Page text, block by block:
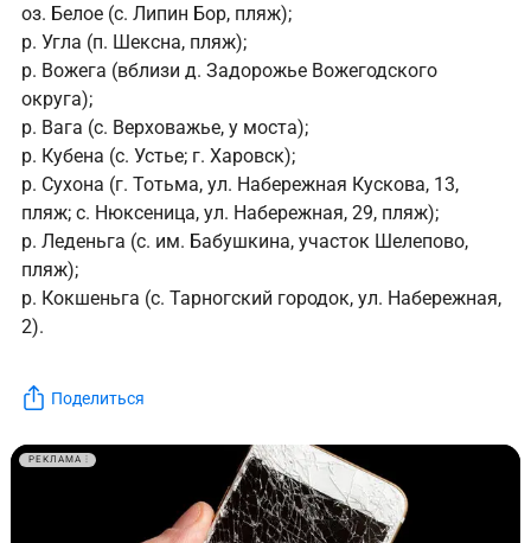
оз. Белое (с. Липин Бор, пляж);
р. Угла (п. Шексна, пляж);
р. Вожега (вблизи д. Задорожье Вожегодского
округа);
р. Вага (с. Верховажье, у моста);
р. Кубена (с. Устье; г. Харовск);
р. Сухона (г. Тотьма, ул. Набережная Кускова, 13,
пляж; с. Нюксеница, ул. Набережная, 29, пляж);
р. Леденьга (с. им. Бабушкина, участок Шелепово,
пляж);
р. Кокшеньга (с. Тарногский городок, ул. Набережная,
2).
Поделиться
РЕКЛАМА